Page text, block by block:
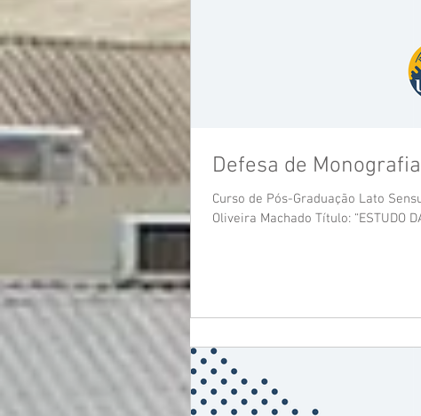
Defesa de Monografia
Curso de Pós-Graduação Lato
Oliveira Machado Título: “ESTUDO